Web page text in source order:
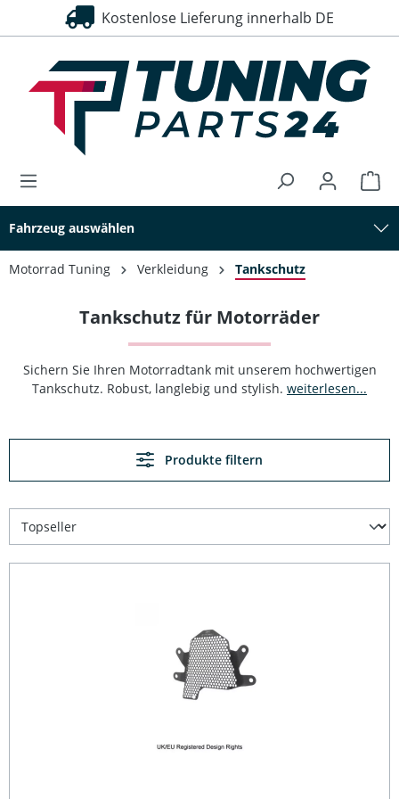
springen Kostenlose Lieferung innerhalb DE
30 Tage Rückgaberecht
Fahrzeug auswählen
Motorrad Tuning Verkleidung Tankschutz
Tankschutz für Motorräder
Sichern Sie Ihren Motorradtank mit unserem hochwertigen
Tankschutz. Robust, langlebig und stylish. weiterlesen...
Produkte filtern